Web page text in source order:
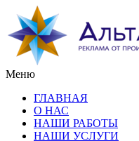
Меню
ГЛАВНАЯ
О НАС
НАШИ РАБОТЫ
НАШИ УСЛУГИ